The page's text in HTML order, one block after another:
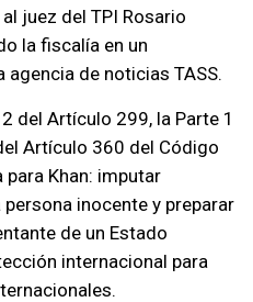
al juez del TPI Rosario
la fiscalía en un
de noticias TASS.
del Artículo 299, la Parte 1
Artículo 360 del Código
para Khan: imputar
inocente y preparar
de un Estado
internacional para